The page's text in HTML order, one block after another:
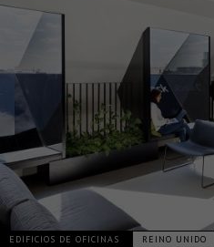
EDIFICIOS DE OFICINAS REINO UNIDO